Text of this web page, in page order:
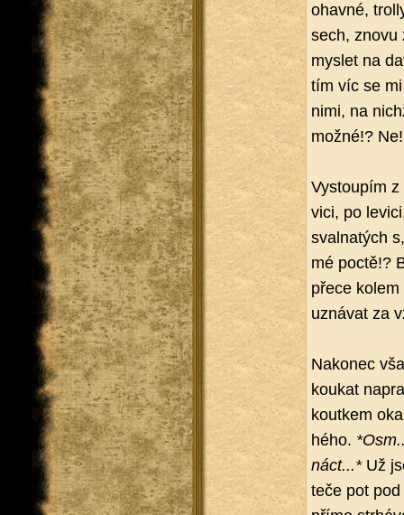
ohav­né,
sech, znovu
mys­let na
tím víc se
nimi, na
možné!? Ne!
Vy­stou­pím
vi­ci, po
sval­na­tých
mé poctě!?
přece
uzná­vat za
Na­ko­nec
kou­kat
kout­kem
hé­ho.
náct...*Už
teče pot